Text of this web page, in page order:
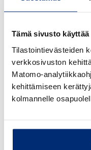
Tämä sivusto käyttää
Tilastointievästeiden
verkkosivuston
Matomo-
kehittämiseen
kolmannelle
osa-alueella.
yhtään henkilöä
vakavilta
vältytty.